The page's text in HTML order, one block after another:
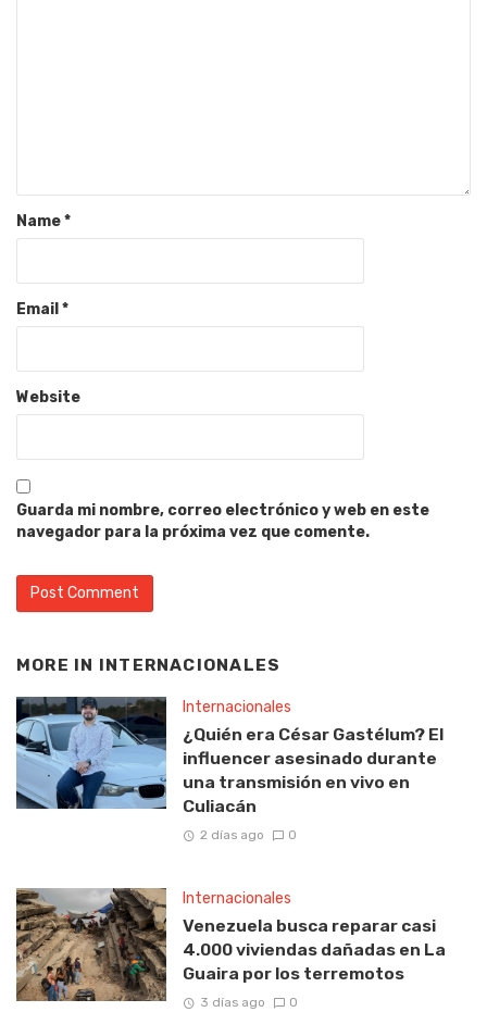
Name*
Email*
Website
Guarda mi nombre, correo electrónico y web en este
navegador para la próxima vez que comente.
MORE IN INTERNACIONALES
Internacionales
¿Quién era César Gastélum? El
influencer asesinado durante
una transmisión en vivo en
Culiacán
2 días ago 0
Internacionales
Venezuela busca reparar casi
4.000 viviendas dañadas en La
Guaira por los terremotos
3 días ago 0